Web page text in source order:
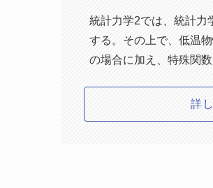
統計力学2では、統計力
する。その上で、低温
の場合に加え、特殊関
詳